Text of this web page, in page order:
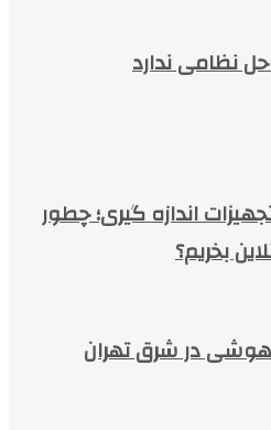
نظامی ندارد
اندازه گیری؛ چطور
بخریم؟
در شرق تهران